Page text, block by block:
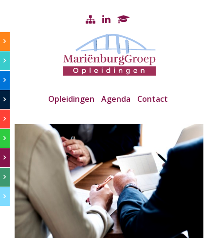
Opleidingen Agenda Contact